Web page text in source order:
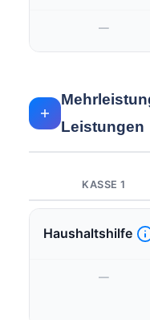
—
Leistungen
KASSE 1
Haushaltshilfe
—